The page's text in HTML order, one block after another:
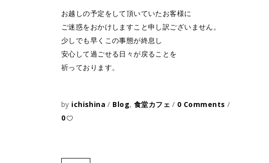
お越しの予定をして頂いていたお客様に
ご迷惑をおかけしますこと申し訳ございません。
少しでも早くこの事態が終息し
安心して過ごせる日々が戻ることを
祈っております。
by ichishina Blog, 食堂カフェ
0 Comments
0